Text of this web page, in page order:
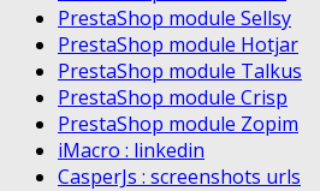
PrestaShop module Sellsy
PrestaShop module Hotjar
PrestaShop module Talkus
PrestaShop module Crisp
PrestaShop module Zopim
iMacro : linkedin
CasperJs : screenshots urls